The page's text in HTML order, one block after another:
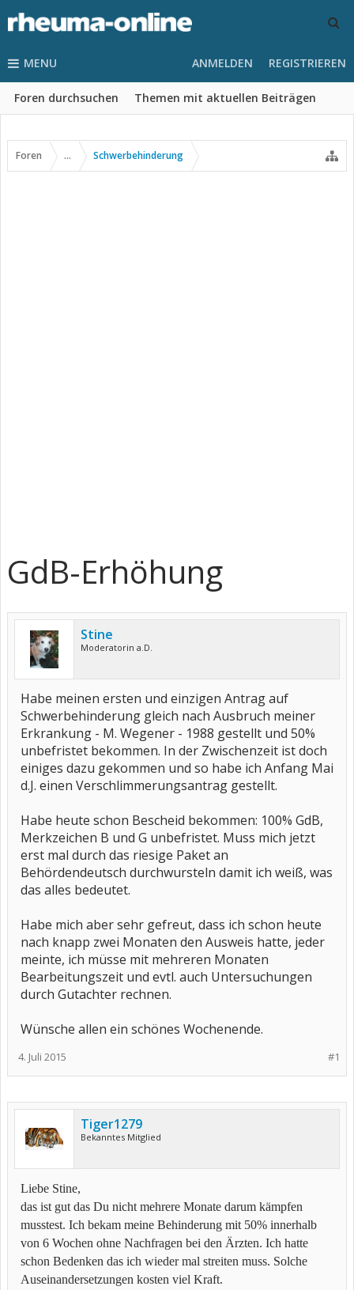
MENU
Foren durchsuchen Themen mit aktuellen Beiträgen
ANMELDEN REGISTRIEREN
Foren ... Schwerbehinderung
GdB-Erhöhung
Stine
Moderatorin a.D.
Habe meinen ersten und einzigen Antrag auf
Schwerbehinderung gleich nach Ausbruch meiner
Erkrankung - M. Wegener - 1988 gestellt und 50%
unbefristet bekommen. In der Zwischenzeit ist doch
einiges dazu gekommen und so habe ich Anfang Mai
d.J. einen Verschlimmerungsantrag gestellt.
Habe heute schon Bescheid bekommen: 100% GdB,
Merkzeichen B und G unbefristet. Muss mich jetzt
erst mal durch das riesige Paket an
Behördendeutsch durchwursteln damit ich weiß, was
das alles bedeutet.
Habe mich aber sehr gefreut, dass ich schon heute
nach knapp zwei Monaten den Ausweis hatte, jeder
meinte, ich müsse mit mehreren Monaten
Bearbeitungszeit und evtl. auch Untersuchungen
durch Gutachter rechnen.
Wünsche allen ein schönes Wochenende.
#1
4. Juli 2015
Tiger1279
Bekanntes Mitglied
Liebe Stine,
das ist gut das Du nicht mehrere Monate darum kämpfen
musstest. Ich bekam meine Behinderung mit 50% innerhalb
von 6 Wochen ohne Nachfragen bei den Ärzten. Ich hatte
schon Bedenken das ich wieder mal streiten muss. Solche
Auseinandersetzungen kosten viel Kraft.